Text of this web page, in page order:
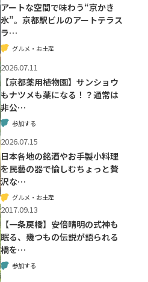
アートな空間で味わう“京かき
氷”。京都駅ビルのアートテラス
ラ…
グルメ・お土産
2026.07.11
【京都薬用植物園】サンショウ
もナツメも薬になる！？通常は
非公…
参加する
2026.07.15
日本各地の銘酒やお手製小料理
を民藝の器で愉しむちょっと贅
沢な…
グルメ・お土産
2017.09.13
【一条戻橋】安倍晴明の式神も
眠る、幾つもの伝説が語られる
橋を…
参加する